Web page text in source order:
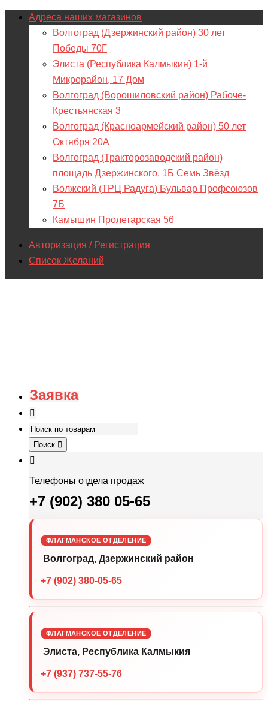
Адреса наших магазинов
Волгоград (Дзержинский район) 30 лет
Победы 70Г
Элиста (Республика Калмыкия) 1-й
Микрорайон, 17 Дом
Волгоград (Ворошиловский район) Рабоче-
Крестьянская 3
Волгоград (Красноармейский район) 50 лет
Октября 20А
Волгоград (Тракторозаводский район)
площадь Дзержинского, 1Б Семь Звёзд
Волжский (ТРЦ Радуга) Бульвар Профсоюзов
7Б
Камышин Пролетарская 56
Авторизация / Регистрация
Список Желаний
Заявка
Поиск
Телефоны отдела продаж
+7 (902) 380 05-65
ФЛАГМАНСКОЕ ОТДЕЛЕНИЕ
Волгоград, Дзержинский район
+7 (902) 380-05-65
ФЛАГМАНСКОЕ ОТДЕЛЕНИЕ
Элиста, Республика Калмыкия
+7 (937) 737-55-76